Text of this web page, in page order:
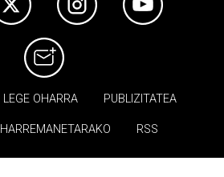
LEGE OHARRA PUBLIZITATEA
HARREMANETARAKO RSS